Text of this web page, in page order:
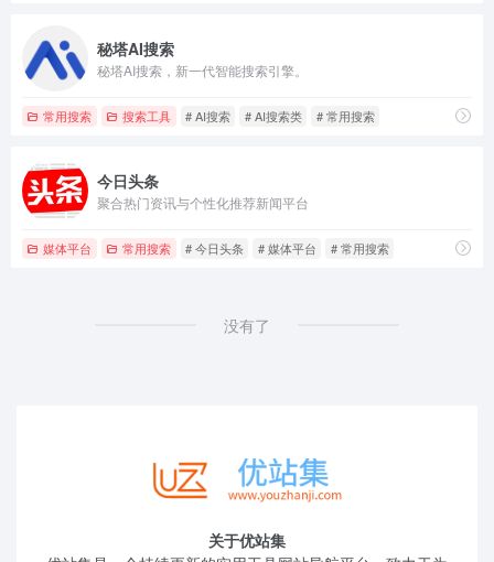
秘塔AI搜索
秘塔AI搜索，新一代智能搜索引擎。
常用搜索 搜索工具 # AI搜索 # AI搜索类 # 常用搜索
今日头条
聚合热门资讯与个性化推荐新闻平台
媒体平台 常用搜索 # 今日头条 # 媒体平台 # 常用搜索
没有了
关于优站集